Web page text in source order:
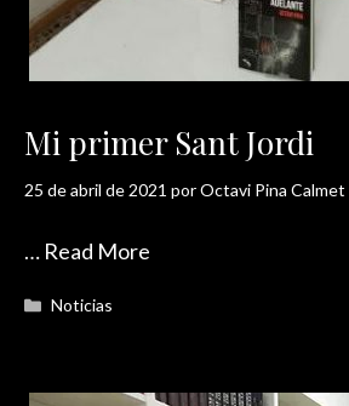
Mi primer Sant Jordi
25 de abril de 2021 porOctavi Pina Calmet
… Read More
Categorías
Noticias